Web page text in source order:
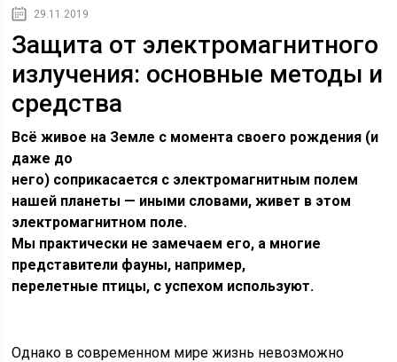
29.11.2019
Защита от электромагнитного
излучения: основные методы и
средства
Всё живое на Земле с момента своего рождения (и
даже до
него) соприкасается с электромагнитным полем
нашей планеты — иными словами, живет в этом
электромагнитном поле.
Мы практически не замечаем его, а многие
представители фауны, например,
перелетные птицы, с успехом используют.
Однако в современном мире жизнь невозможно